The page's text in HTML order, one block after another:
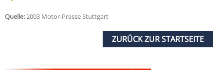
Quelle:2003 Motor-Presse Stuttgart
ZURÜCK ZUR STARTSEITE